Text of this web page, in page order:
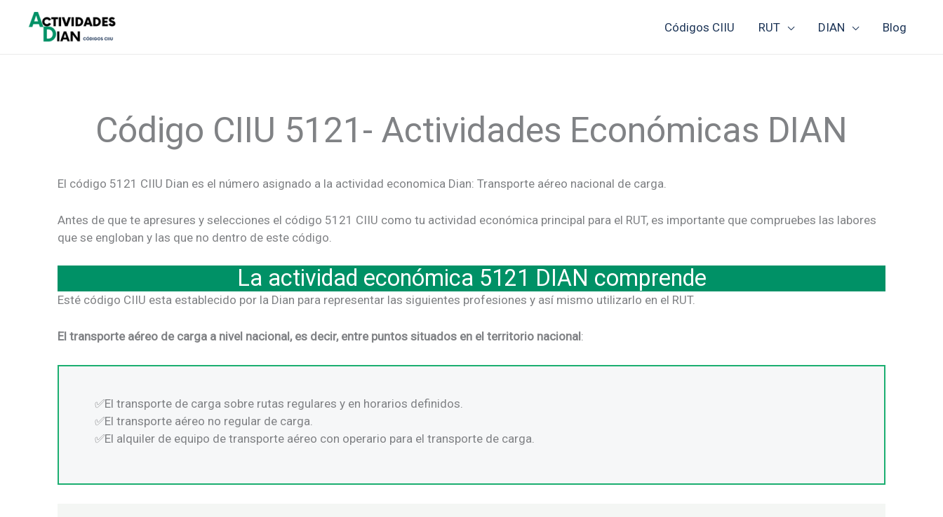
contenido
Códigos CIIU RUT DIAN Blog
Código CIIU 5121- Actividades Económicas DIAN
El código 5121 CIIU Dian es el número asignado a la actividad economica Dian: Transporte aéreo nacional de carga.
Antes de que te apresures y selecciones el código 5121 CIIU como tu actividad económica principal para el RUT, es importante que compruebes las labores
que se engloban y las que no dentro de este código.
La actividad económica 5121 DIAN comprende
Esté código CIIU esta establecido por la Dian para representar las siguientes profesiones y así mismo utilizarlo en el RUT.
El transporte aéreo de carga a nivel nacional, es decir, entre puntos situados en el territorio nacional:
El transporte de carga sobre rutas regulares y en horarios definidos.
El transporte aéreo no regular de carga.
El alquiler de equipo de transporte aéreo con operario para el transporte de carga.